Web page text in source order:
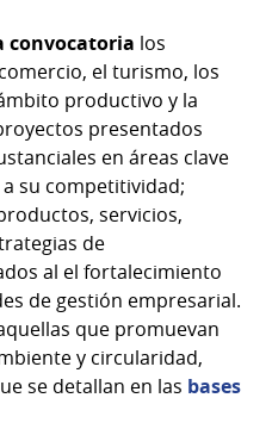
convocatoria los
el turismo, los
productivo y la
presentados
en áreas clave
su competitividad;
servicios,
de
al el fortalecimiento
de gestión empresarial.
que promuevan
y circularidad,
se detallan en las bases